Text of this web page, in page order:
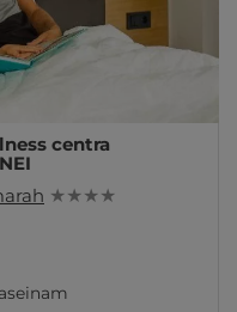
centra
★ ★ ★ ★